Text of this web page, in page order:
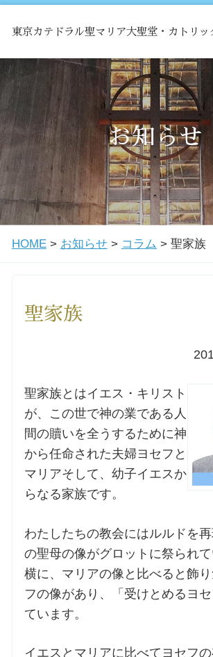
東京カテドラル聖マリア大聖堂・カトリッ
HOME
ミサ
お知らせ
関口教会について
教会学校・中高生会
小池神父の講座
森田神父の講座
シスター中島の講座
教区カテキスタの講座
三田助祭の講座
オルガンメディテーション
お知らせ
HOME> お知らせ> コラム > 聖家族
聖家族
聖家族とはイエス・キリスト
が、この世で神の業である人
間の贖いを全うするために神
から任命された夫婦ヨセフと
マリアそして、幼子イエスか
らなる家族です。
わたしたちの教会にはルルドを
の聖母の像がグロットに祭られ
横に、マリアの像と比べると飾
フの像があり、「受けとめるヨ
ています。
イエスとマリアに比べてヨセフ